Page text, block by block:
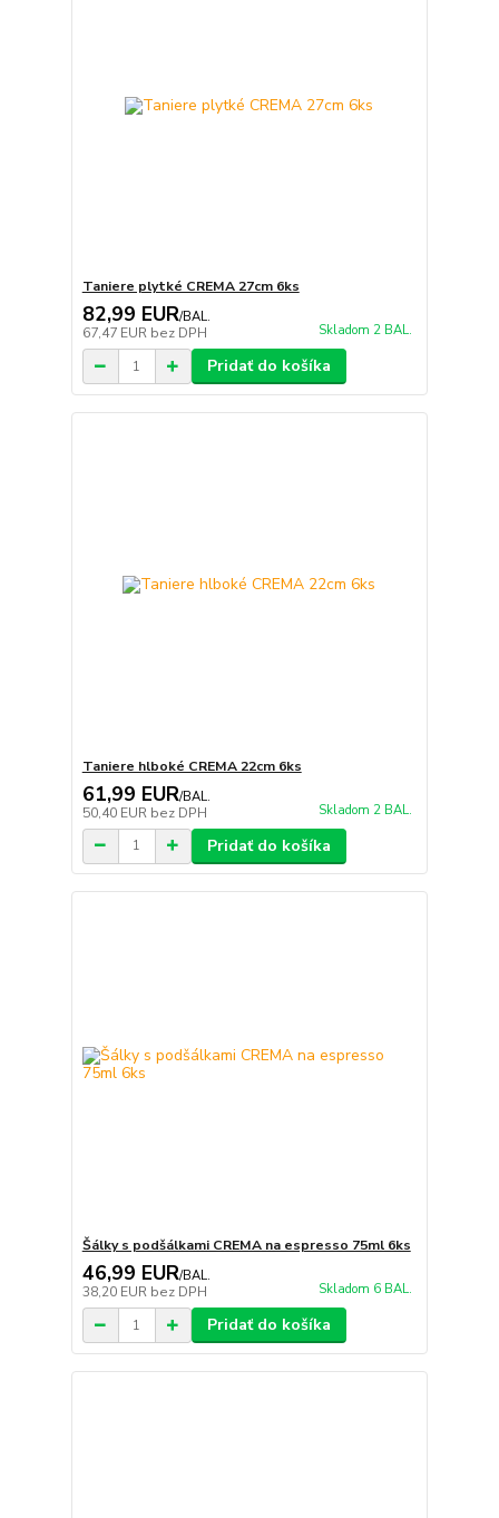
Taniere plytké CREMA 27cm 6ks
82,99 EUR/BAL.
67,47 EUR bez DPH Skladom 2 BAL.
Pridať do košíka
Taniere hlboké CREMA 22cm 6ks
61,99 EUR/BAL.
50,40 EUR bez DPH Skladom 2 BAL.
Pridať do košíka
Šálky s podšálkami CREMA na espresso 75ml 6ks
46,99 EUR/BAL.
38,20 EUR bez DPH Skladom 6 BAL.
Pridať do košíka